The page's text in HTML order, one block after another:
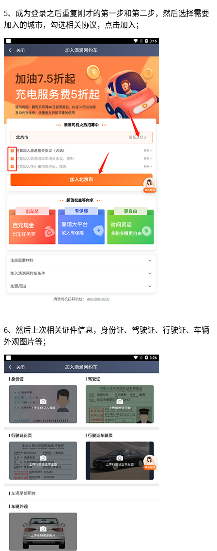
5、成为登录之后重复刚才的第一步和第二步，然后选择需要
加入的城市，勾选相关协议，点击加入；
6、然后上次相关证件信息，身份证、驾驶证、行驶证、车辆
外观图片等；